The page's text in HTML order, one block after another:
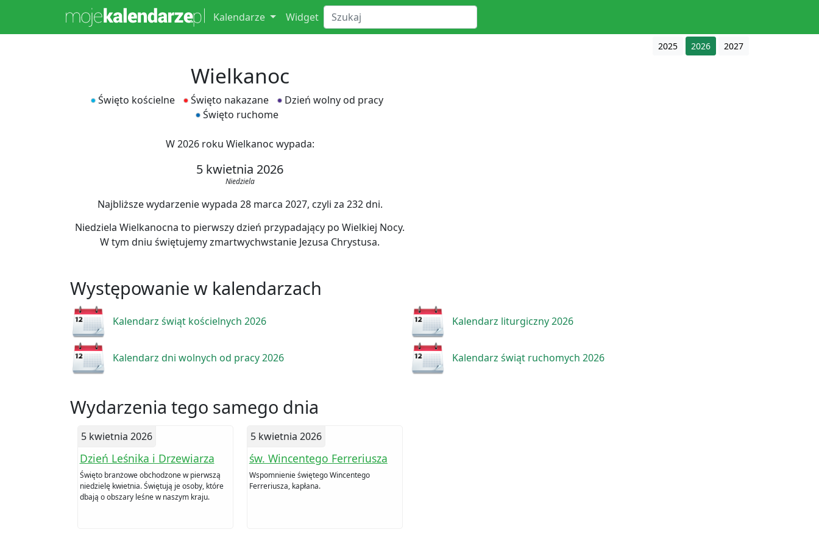
Kalendarze Widget
2025 2026 2027
Wielkanoc
Święto kościelne Święto nakazane
Dzień wolny od pracy
Święto ruchome
W 2026 roku Wielkanoc wypada:
5 kwietnia 2026
Niedziela
Najbliższe wydarzenie wypada 28 marca 2027, czyli za 232 dni.
Niedziela Wielkanocna to pierwszy dzień przypadający po Wielkiej Nocy.
W tym dniu świętujemy zmartwychwstanie Jezusa Chrystusa.
Występowanie w kalendarzach
Kalendarz świąt kościelnych 2026 Kalendarz liturgiczny 2026
Kalendarz dni wolnych od pracy 2026 Kalendarz świąt ruchomych 2026
Wydarzenia tego samego dnia
5 kwietnia 2026
Dzień Leśnika i Drzewiarza
Święto branżowe obchodzone w pierwszą
niedzielę kwietnia. Świętują je osoby, które
dbają o obszary leśne w naszym kraju.
5 kwietnia 2026
św. Wincentego Ferreriusza
Wspomnienie świętego Wincentego
Ferreriusza, kapłana.